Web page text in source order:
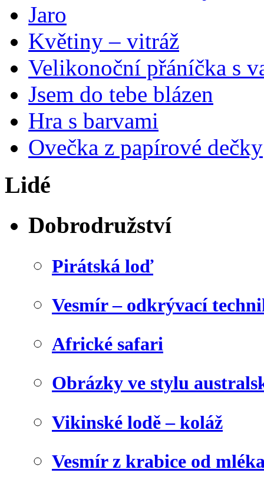
Jaro
Květiny – vitráž
Velikonoční přáníčka s
Jsem do tebe blázen
Hra s barvami
Ovečka z papírové dečky
Lidé
Dobrodružství
Pirátská loď
Vesmír – odkrývací
Africké safari
Obrázky ve stylu
Vikinské lodě – koláž
Vesmír z krabice od